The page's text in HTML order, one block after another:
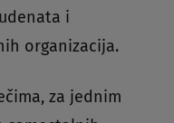
i
organizacija.
za jednim